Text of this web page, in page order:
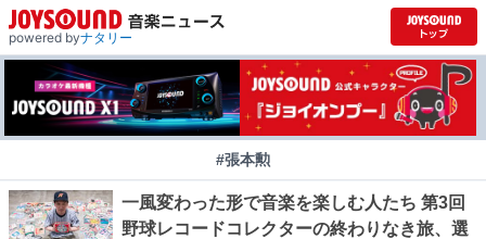
powered byナタリー
#張本勲
一風変わった形で音楽を楽しむ人たち 第3回
野球レコードコレクターの終わりなき旅、選